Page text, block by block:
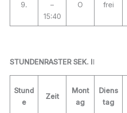
9.
–
15:40
O frei
STUNDENRASTER SEK. II
Stund
e
Zeit
Mont
ag
Diens
tag